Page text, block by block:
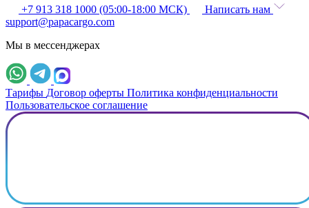
+7 913 318 1000 (05:00-18:00 МСК)
Написать нам
support@papacargo.com
Мы в мессенджерах
Тарифы Договор оферты Политика конфиденциальности
Пользовательское соглашение